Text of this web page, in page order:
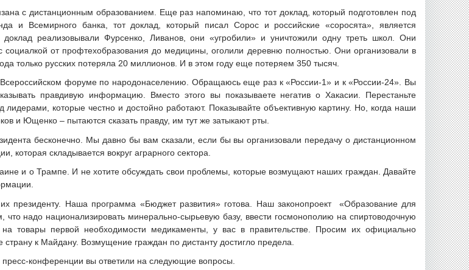
с дистанционным образованием. Еще раз напоминаю, что тот доклад, который подготовлен под
и Всемирного банка, тот доклад, который писал Сорос и российские «соросята», является
реализовывали Фурсенко, Ливанов, они «угробили» и уничтожили одну треть школ. Они
социалкой от профтехобразования до медицины, оголили деревню полностью. Они организовали в
только русских потеряла 20 миллионов. И в этом году еще потеряем 350 тысяч.
форуме по народонаселению. Обращаюсь еще раз к «России-1» и к «России-24». Вы
правдивую информацию. Вместо этого вы показываете негатив о Хакасии. Перестаньте
лидерами, которые честно и достойно работают. Показывайте объективную картину. Но, когда наши
и Ющенко – пытаются сказать правду, им тут же затыкают рты.
бесконечно. Мы давно бы вам сказали, если бы вы организовали передачу о дистанционном
которая складывается вокруг аграрного сектора.
и о Трампе. И не хотите обсуждать свои проблемы, которые возмущают наших граждан. Давайте
президенту. Наша программа «Бюджет развития» готова. Наш законопроект «Образование для
надо национализировать минерально-сырьевую базу, ввести госмонополию на спиртоводочную
товары первой необходимости медикаменты, у вас в правительстве. Просим их официально
страну к Майдану. Возмущение граждан по дистанту достигло предела.
конференции вы ответили на следующие вопросы.